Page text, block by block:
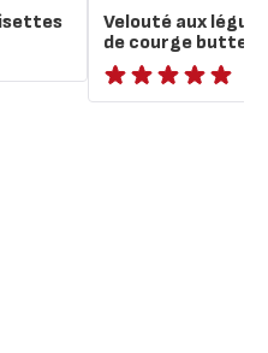
Velouté aux
de courge
ratings.NaN